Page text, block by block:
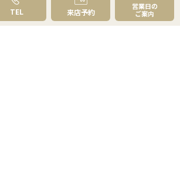
TEL 来店予約
営業日の
ご案内